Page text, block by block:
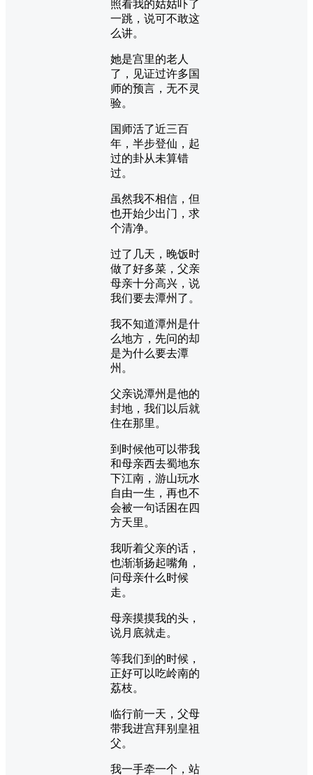
照看我的姑姑吓了
一跳，说可不敢这
么讲。
她是宫里的老人
了，见证过许多国
师的预言，无不灵
验。
国师活了近三百
年，半步登仙，起
过的卦从未算错
过。
虽然我不相信，但
也开始少出门，求
个清净。
过了几天，晚饭时
做了好多菜，父亲
母亲十分高兴，说
我们要去潭州了。
我不知道潭州是什
么地方，先问的却
是为什么要去潭
州。
父亲说潭州是他的
封地，我们以后就
住在那里。
到时候他可以带我
和母亲西去蜀地东
下江南，游山玩水
自由一生，再也不
会被一句话困在四
方天里。
我听着父亲的话，
也渐渐扬起嘴角，
问母亲什么时候
走。
母亲摸摸我的头，
说月底就走。
等我们到的时候，
正好可以吃岭南的
荔枝。
临行前一天，父母
带我进宫拜别皇祖
父。
我一手牵一个，站